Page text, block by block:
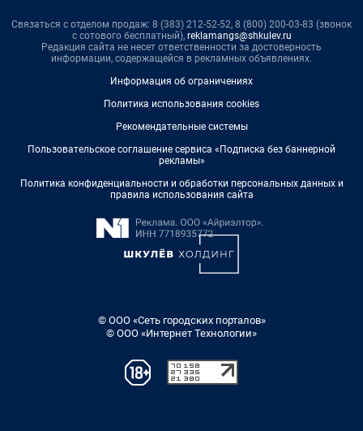
Связаться с отделом продаж: 8 (383) 212-52-52, 8 (800) 200-03-83 (звонок
с сотового бесплатный), reklamangs@shkulev.ru
Редакция сайта не несет ответственности за достоверность
информации, содержащейся в рекламных объявлениях.
Информация об ограничениях
Политика использования cookies
Рекомендательные системы
Пользовательское соглашение сервиса «Подписка без баннерной
рекламы»
Политика конфиденциальности и обработки персональных данных и
правила использования сайта
© ООО «Сеть городских порталов»
© ООО «Интернет Технологии»